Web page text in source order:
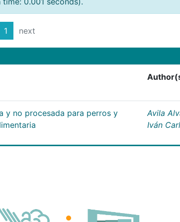
1 next
y no procesada para perros y
Avila
Iván